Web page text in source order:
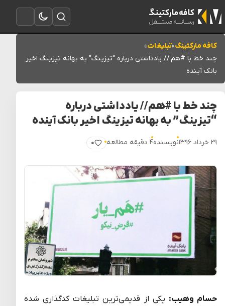
باز کردن منو
تغییر به حالت تاریک
باز کردن جستجو
کافه مارکتینگ»تبلیغات»
چند خط با #هم // یادداشتی درباره “تیزینگ” به بهانه تیزینگ اخیر
بانک آینده
چند خط با #هم // یادداشتی درباره
“تیزینگ” به بهانه تیزینگ اخیر بانک آینده
۲۹ خرداد ۱۳۹۶ نویسنده۴ دقیقه مطالعه ۰
پسندیدن
حسام وهیب: یکی از قدیمی‌ترین تبلیغات کدگذاری شده